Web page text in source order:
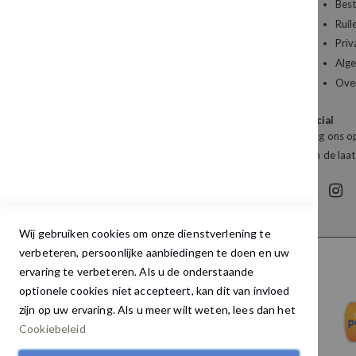
Social
Volg ons
van de
Wij gebruiken cookies om onze dienstverlening te
verbeteren, persoonlijke aanbiedingen te doen en uw
ervaring te verbeteren. Als u de onderstaande
optionele cookies niet accepteert, kan dit van invloed
zijn op uw ervaring. Als u meer wilt weten, lees dan het
Cookiebeleid